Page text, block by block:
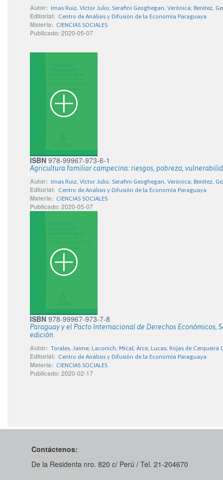
Autor: Imas Ruiz, Víctor Julio; Serafini Geoghegan, Verónica; Benítez,
Editorial: Centro de Análisis y Difusión de la Economía Paraguaya
Materia: CIENCIAS SOCIALES
Publicado: 2020-05-07
ISBN 978-99967-973-6-1
Agricultura familiar campecina: riesgos, pobreza,
Autor: Imas Ruiz, Víctor Julio; Serafini Geoghegan, Verónica; Benítez,
Editorial: Centro de Análisis y Difusión de la Economía Paraguaya
Materia: CIENCIAS SOCIALES
Publicado: 2020-05-07
ISBN 978-99967-973-7-8
Paraguay y el Pacto Internacional de Derechos Económicos,
edición
Autor: Torales, Jaime; Laconich, Mical; Arce, Lucas; Rojas de Cerqueira
Editorial: Centro de Análisis y Difusión de la Economía Paraguaya
Materia: CIENCIAS SOCIALES
Publicado: 2020-02-17
Contáctenos:
De la Residenta nro. 820 c/ Perú / Tel. 21-204670